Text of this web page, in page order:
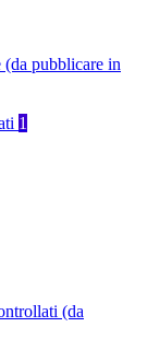
(da pubblicare in
1
(da